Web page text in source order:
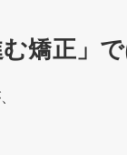
矯正」